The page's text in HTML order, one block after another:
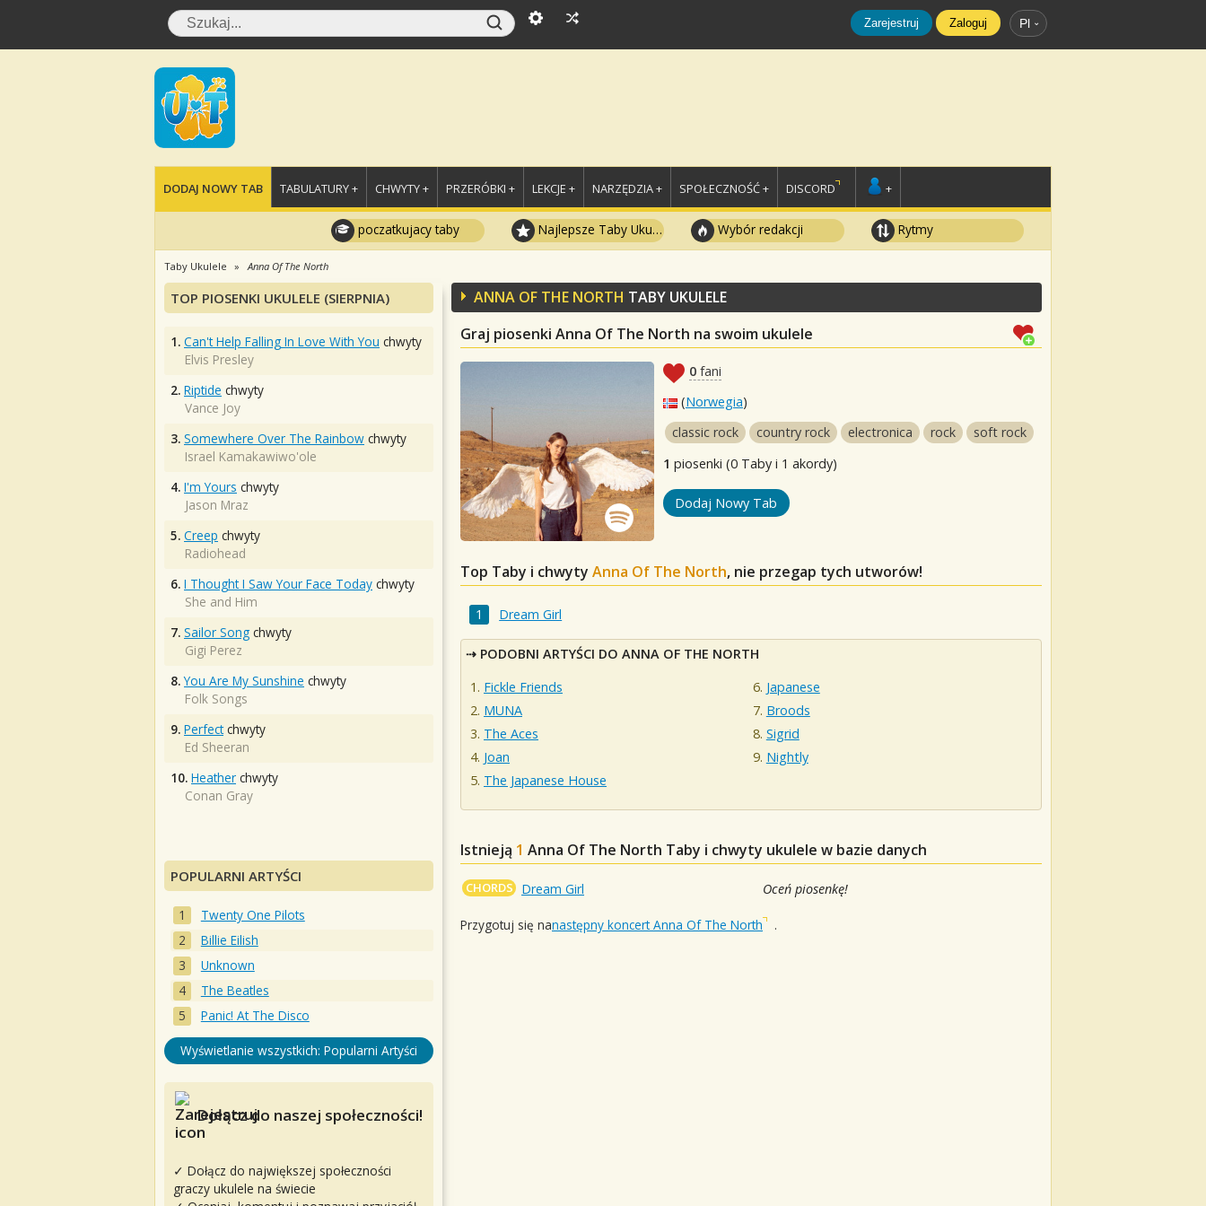
Zarejestruj Zaloguj Pl
DODAJ NOWY TAB TABULATURY + CHWYTY + PRZERÓBKI + LEKCJE + NARZĘDZIA + SPOŁECZNOŚĆ + DISCORD +
poczatkujacy taby Najlepsze Taby Ukulele Wybór redakcji Rytmy
Taby Ukulele Anna Of The North
ANNA OF THE NORTH TABY UKULELE
Graj piosenki Anna Of The North na swoim ukulele
0 fani
(Norwegia)
classic rock
country rock electronica rock
soft rock
1 piosenki (0 Taby i 1 akordy)
Dodaj Nowy Tab
Top Taby i chwyty Anna Of The North, nie przegap tych utworów!
Dream Girl
PODOBNI ARTYŚCI DO ANNA OF THE NORTH
Fickle Friends
MUNA
The Aces
Joan
The Japanese House
Japanese
Broods
Sigrid
Nightly
Istnieją 1 Anna Of The North Taby i chwyty ukulele w bazie danych
CHORDS Dream Girl Oceń piosenkę!
Przygotuj się nanastępny koncert Anna Of The North .
TOP PIOSENKI UKULELE (SIERPNIA)
1. Can't Help Falling In Love With You chwyty
Elvis Presley
2. Riptide chwyty
Vance Joy
3. Somewhere Over The Rainbow chwyty
Israel Kamakawiwo'ole
4. I'm Yours chwyty
Jason Mraz
5. Creep chwyty
Radiohead
6. I Thought I Saw Your Face Today chwyty
She and Him
7. Sailor Song chwyty
Gigi Perez
8. You Are My Sunshine chwyty
Folk Songs
9. Perfectchwyty
Ed Sheeran
10. Heather chwyty
Conan Gray
POPULARNI ARTYŚCI
Twenty One Pilots
Billie Eilish
Unknown
The Beatles
Panic! At The Disco
Wyświetlanie wszystkich: Popularni Artyści
Dołącz do naszej społeczności!
✓ Dołącz do największej społeczności
graczy ukulele na świecie